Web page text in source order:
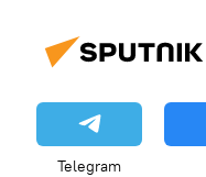
Telegram